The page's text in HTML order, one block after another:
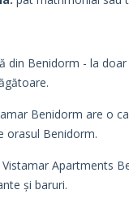
din Benidorm - la
Benidorm are o
orasul Benidorm.
Apartments
și baruri.